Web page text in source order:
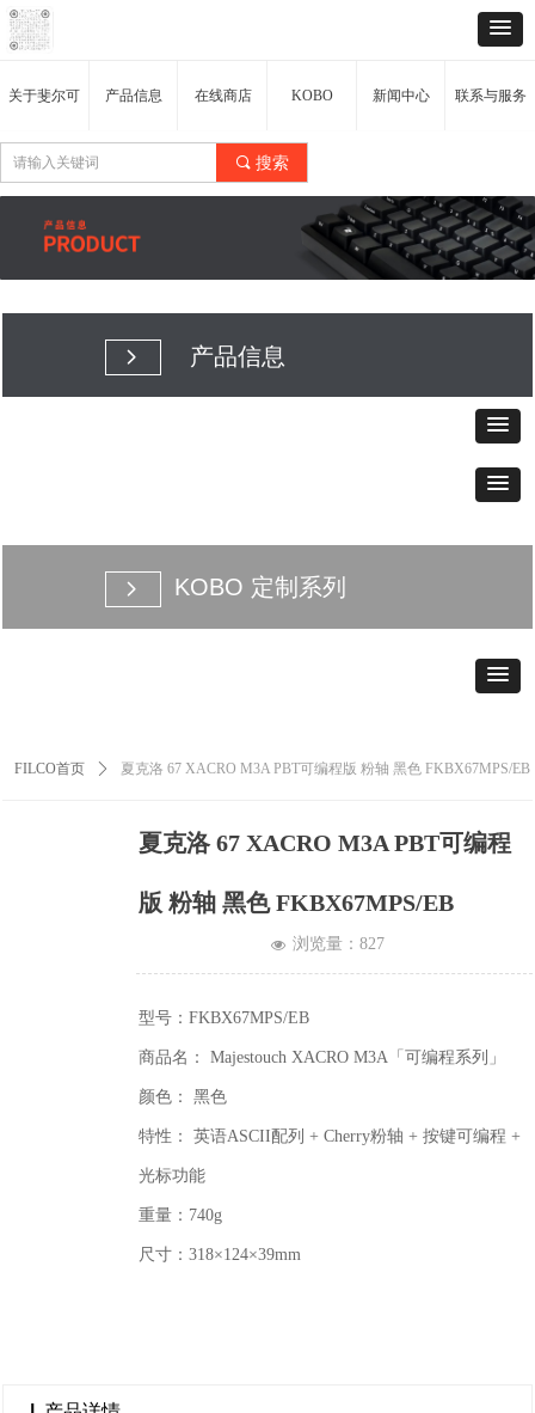
끠 搜索
关于斐尔可 产品信息 在线商店 KOBO 新闻中心 联系与服务
FILCO首页 ꄲ 夏克洛 67 XACRO M3A PBT可编程版 粉轴 黑色 FKBX67MPS/EB
夏克洛 67 XACRO M3A PBT可编程
版 粉轴 黑色 FKBX67MPS/EB
型号：FKBX67MPS/EB
商品名： Majestouch XACRO M3A「可编程系列」
颜色： 黑色
特性： 英语ASCII配列 + Cherry粉轴 + 按键可编程 +
光标功能
重量：740g
尺寸：318×124×39mm
넶 浏览量： 827
产品信息
넲
KOBO 定制系列
넲